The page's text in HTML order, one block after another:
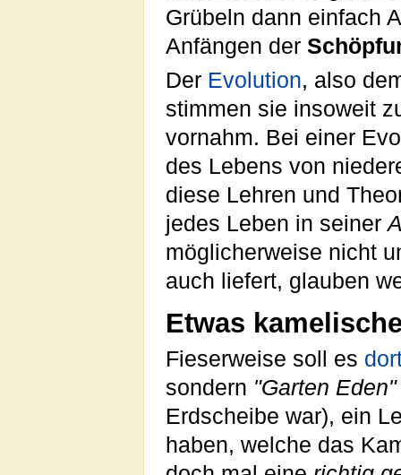
Grübeln dann einfach
Anfängen der
Der Evolution, also
stimmen sie insoweit
vornahm. Bei einer
des Lebens von
diese Lehren und
jedes Leben in seiner
möglicherweise nicht
auch liefert, glauben
Etwas
Fieserweise soll es
sondern "Garten Eden"
Erdscheibe war), ein
haben, welche das